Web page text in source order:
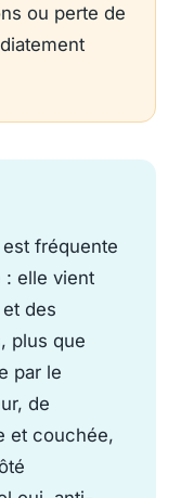
ou perte de
fréquente
: elle vient
des
plus que
par le
de
et couchée,